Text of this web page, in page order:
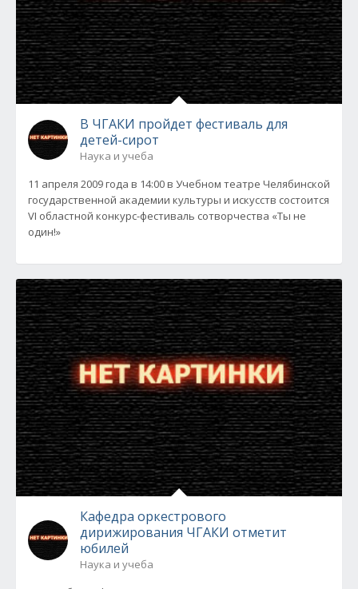
В ЧГАКИ пройдет фестиваль для
детей-сирот
Наука и учеба
11 апреля 2009 года в 14:00 в Учебном театре Челябинской
государственной академии культуры и искусств состоится
VI областной конкурс-фестиваль сотворчества «Ты не
один!»
Кафедра оркестрового
дирижирования ЧГАКИ отметит
юбилей
Наука и учеба